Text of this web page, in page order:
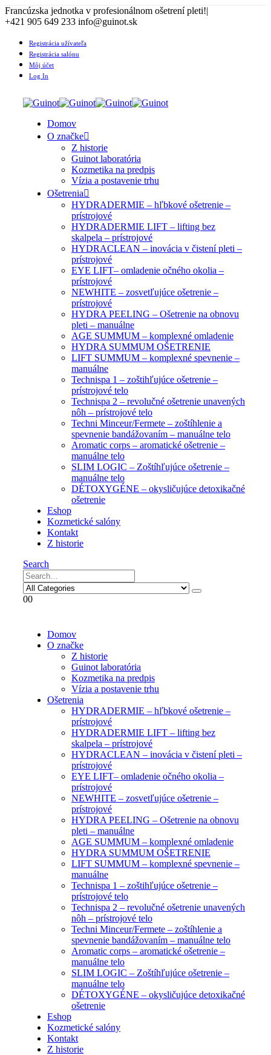
Francúzska jednotka v profesionálnom ošetrení pleti!|
+421 905 649 233 info@guinot.sk
Registrácia užívateľa
Registrácia salónu
Môj účet
Log In
Domov
O značke
Z historie
Guinot laboratória
Kozmetika na predpis
Vízia a postavenie trhu
Ošetrenia
HYDRADERMIE – hľbkové ošetrenie –
prístrojové
HYDRADERMIE LIFT – lifting bez
skalpela – prístrojové
HYDRACLEAN – inovácia v čistení pleti –
prístrojové
EYE LIFT– omladenie očného okolia –
prístrojové
NEWHITE – zosvetľujúce ošetrenie –
prístrojové
HYDRA PEELING – Ošetrenie na obnovu
pleti – manuálne
AGE SUMMUM – komplexné omladenie
HYDRA SUMMUM OŠETRENIE
LIFT SUMMUM – komplexné spevnenie –
manuálne
Technispa 1 – zoštihľujúce ošetrenie –
prístrojové telo
Technispa 2 – revolučné ošetrenie unavených
nôh – prístrojové telo
Techni Minceur/Fermete – zoštíhlenie a
spevnenie bandážovaním – manuálne telo
Aromatic corps – aromatické ošetrenie –
manuálne telo
SLIM LOGIC – Zoštíhľujúce ošetrenie –
manuálne telo
DÉTOXYGÉNE – okysličujúce detoxikačné
ošetrenie
Eshop
Kozmetické salóny
Kontakt
Z historie
Search
00
Domov
O značke
Z historie
Guinot laboratória
Kozmetika na predpis
Vízia a postavenie trhu
Ošetrenia
HYDRADERMIE – hľbkové ošetrenie –
prístrojové
HYDRADERMIE LIFT – lifting bez
skalpela – prístrojové
HYDRACLEAN – inovácia v čistení pleti –
prístrojové
EYE LIFT– omladenie očného okolia –
prístrojové
NEWHITE – zosvetľujúce ošetrenie –
prístrojové
HYDRA PEELING – Ošetrenie na obnovu
pleti – manuálne
AGE SUMMUM – komplexné omladenie
HYDRA SUMMUM OŠETRENIE
LIFT SUMMUM – komplexné spevnenie –
manuálne
Technispa 1 – zoštihľujúce ošetrenie –
prístrojové telo
Technispa 2 – revolučné ošetrenie unavených
nôh – prístrojové telo
Techni Minceur/Fermete – zoštíhlenie a
spevnenie bandážovaním – manuálne telo
Aromatic corps – aromatické ošetrenie –
manuálne telo
SLIM LOGIC – Zoštíhľujúce ošetrenie –
manuálne telo
DÉTOXYGÉNE – okysličujúce detoxikačné
ošetrenie
Eshop
Kozmetické salóny
Kontakt
Z historie